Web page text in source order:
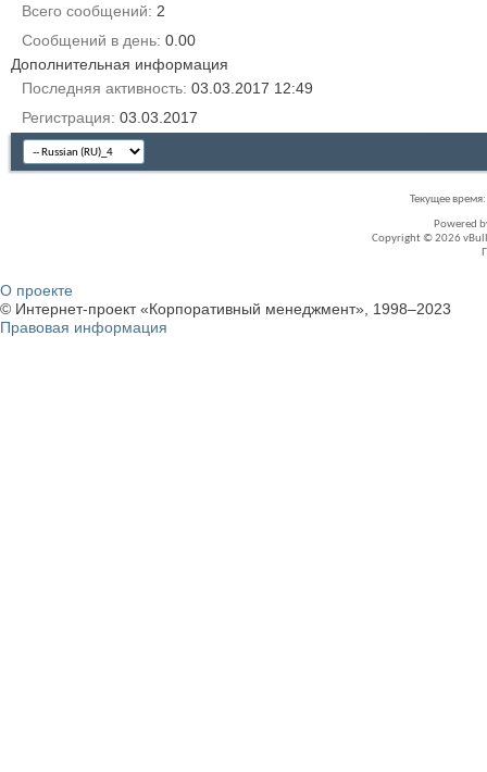
Всего сообщений
2
Сообщений в день 0.00
Дополнительная информация
Последняя активность 03.03.2017 12:49
Регистрация 03.03.2017
Текущее время:
Powered
Copyright © 2026
О проекте
© Интернет-проект «Корпоративный менеджмент», 1998–2023
Правовая информация